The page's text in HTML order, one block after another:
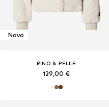
Novo
RINO & PELLE
129,00 €